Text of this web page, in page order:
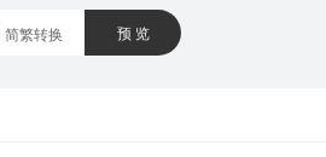
预 览
简繁转换